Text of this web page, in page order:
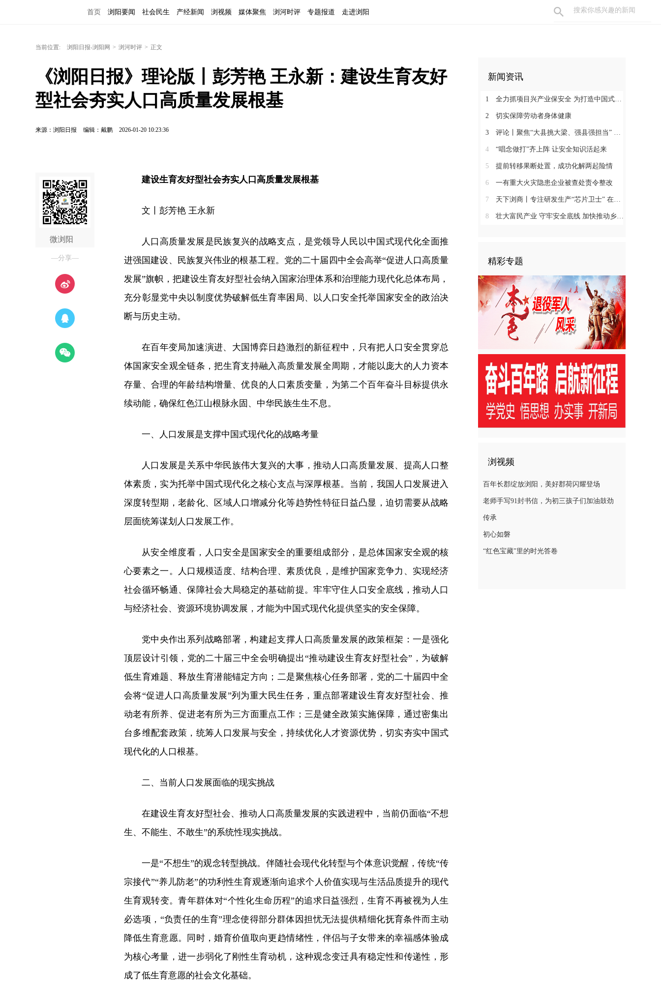
首页 浏阳要闻 社会民生 产经新闻 浏视频 媒体聚焦 浏河时评 专题报道 走进浏阳
当前位置: 浏阳日报-浏阳网 > 浏河时评 > 正文
《浏阳日报》理论版丨彭芳艳 王永新：建设生育友好
型社会夯实人口高质量发展根基
来源：浏阳日报 编辑：戴鹏 2026-01-20 10:23:36
微浏阳
—分享—
建设生育友好型社会夯实人口高质量发展根基
文丨彭芳艳 王永新
人口高质量发展是民族复兴的战略支点，是党领导人民以中国式现代化全面推
进强国建设、民族复兴伟业的根基工程。党的二十届四中全会高举“促进人口高质量
发展”旗帜，把建设生育友好型社会纳入国家治理体系和治理能力现代化总体布局，
充分彰显党中央以制度优势破解低生育率困局、以人口安全托举国家安全的政治决
断与历史主动。
在百年变局加速演进、大国博弈日趋激烈的新征程中，只有把人口安全贯穿总
体国家安全观全链条，把生育支持融入高质量发展全周期，才能以庞大的人力资本
存量、合理的年龄结构增量、优良的人口素质变量，为第二个百年奋斗目标提供永
续动能，确保红色江山根脉永固、中华民族生生不息。
一、人口发展是支撑中国式现代化的战略考量
人口发展是关系中华民族伟大复兴的大事，推动人口高质量发展、提高人口整
体素质，实为托举中国式现代化之核心支点与深厚根基。当前，我国人口发展进入
深度转型期，老龄化、区域人口增减分化等趋势性特征日益凸显，迫切需要从战略
层面统筹谋划人口发展工作。
从安全维度看，人口安全是国家安全的重要组成部分，是总体国家安全观的核
心要素之一。人口规模适度、结构合理、素质优良，是维护国家竞争力、实现经济
社会循环畅通、保障社会大局稳定的基础前提。牢牢守住人口安全底线，推动人口
与经济社会、资源环境协调发展，才能为中国式现代化提供坚实的安全保障。
党中央作出系列战略部署，构建起支撑人口高质量发展的政策框架：一是强化
顶层设计引领，党的二十届三中全会明确提出“推动建设生育友好型社会”，为破解
低生育难题、释放生育潜能锚定方向；二是聚焦核心任务部署，党的二十届四中全
会将“促进人口高质量发展”列为重大民生任务，重点部署建设生育友好型社会、推
动老有所养、促进老有所为三方面重点工作；三是健全政策实施保障，通过密集出
台多维配套政策，统筹人口发展与安全，持续优化人才资源优势，切实夯实中国式
现代化的人口根基。
二、当前人口发展面临的现实挑战
在建设生育友好型社会、推动人口高质量发展的实践进程中，当前仍面临“不想
生、不能生、不敢生”的系统性现实挑战。
一是“不想生”的观念转型挑战。伴随社会现代化转型与个体意识觉醒，传统“传
宗接代”“养儿防老”的功利性生育观逐渐向追求个人价值实现与生活品质提升的现代
生育观转变。青年群体对“个性化生命历程”的追求日益强烈，生育不再被视为人生
必选项，“负责任的生育”理念使得部分群体因担忧无法提供精细化抚育条件而主动
降低生育意愿。同时，婚育价值取向更趋情绪性，伴侣与子女带来的幸福感体验成
为核心考量，进一步弱化了刚性生育动机，这种观念变迁具有稳定性和传递性，形
成了低生育意愿的社会文化基础。
新闻资讯
1 全力抓项目兴产业保安全 为打造中国式现代化县域示范作出更大贡献
2 切实保障劳动者身体健康
3 评论丨聚焦“大县挑大梁、强县强担当” 保持定力真抓实干奋发作为
4 “唱念做打”齐上阵 让安全知识活起来
5 提前转移果断处置，成功化解两起险情
6 一有重大火灾隐患企业被查处责令整改
7 天下浏商丨专注研发生产“芯片卫士” 在半导体红海中搏出“隐形冠军”
8 壮大富民产业 守牢安全底线 加快推动乡村全面振兴
精彩专题
浏视频
百年长郡绽放浏阳，美好郡荷闪耀登场
老师手写91封书信，为初三孩子们加油鼓劲
传承
初心如磐
“红色宝藏”里的时光答卷